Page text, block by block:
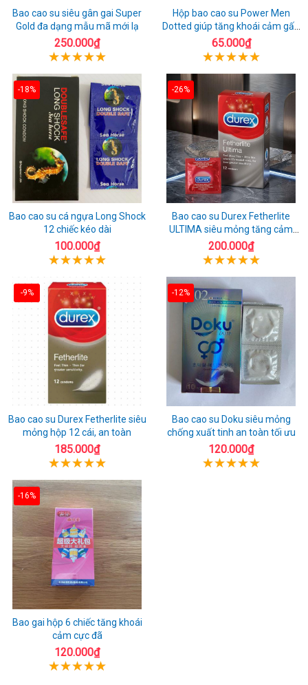
Bao cao su siêu gân gai Super
Gold đa dạng mẫu mã mới lạ
250.000₫
Hộp bao cao su Power Men
Dotted giúp tăng khoái cảm gấp
đôi
65.000₫
-18%
Bao cao su cá ngựa Long Shock
12 chiếc kéo dài
100.000₫
-26%
Bao cao su Durex Fetherlite
ULTIMA siêu mỏng tăng cảm
giác
200.000₫
-9%
Bao cao su Durex Fetherlite siêu
mỏng hộp 12 cái, an toàn
185.000₫
-12%
Bao cao su Doku siêu mỏng
chống xuất tinh an toàn tối ưu
120.000₫
-16%
Bao gai hộp 6 chiếc tăng khoái
cảm cực đã
120.000₫